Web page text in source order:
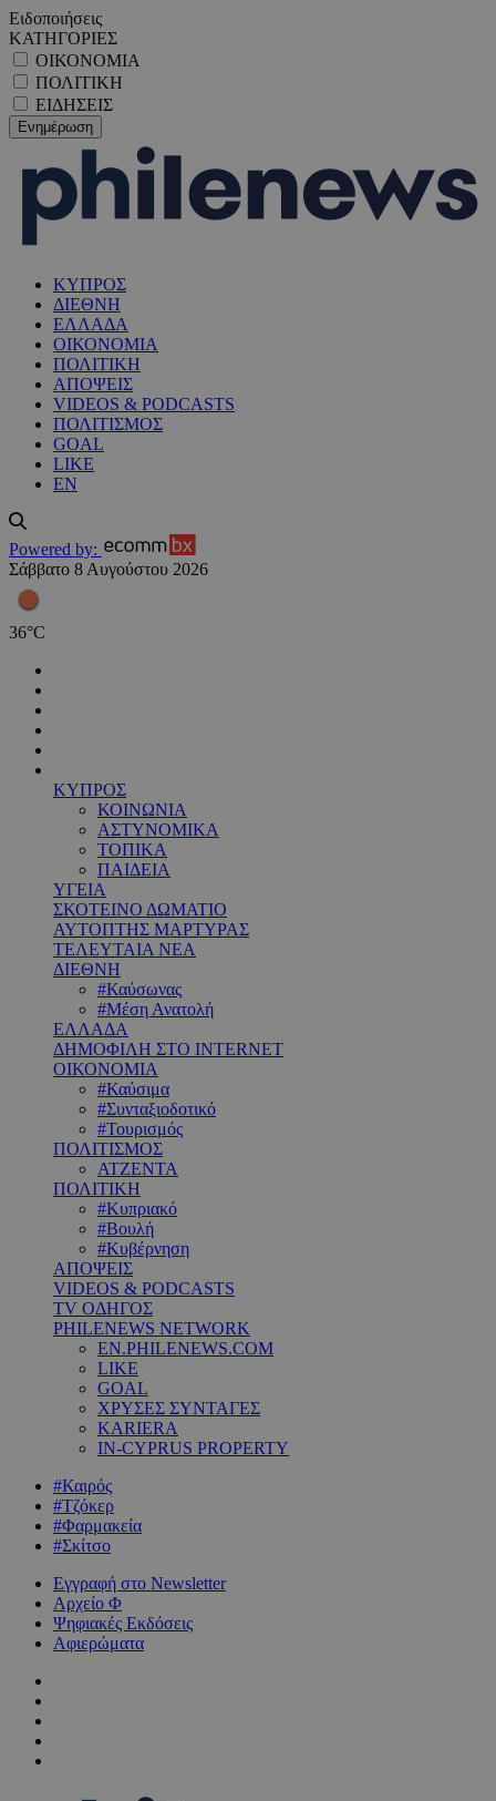
Ειδοποιήσεις
ΚΑΤΗΓΟΡΙΕΣ
ΟΙΚΟΝΟΜΙΑ
ΠΟΛΙΤΙΚΗ
ΕΙΔΗΣΕΙΣ
ΚΥΠΡΟΣ
ΔΙΕΘΝΗ
ΕΛΛΑΔΑ
ΟΙΚΟΝΟΜΙΑ
ΠΟΛΙΤΙΚΗ
ΑΠΟΨΕΙΣ
VIDEOS & PODCASTS
ΠΟΛΙΤΙΣΜΟΣ
GOAL
LIKE
EN
Powered by:
Σάββατο 8 Αυγούστου 2026
36°C
ΚΥΠΡΟΣ
ΚΟΙΝΩΝΙΑ
ΑΣΤΥΝΟΜΙΚΑ
ΤΟΠΙΚΑ
ΠΑΙΔΕΙΑ
ΥΓΕΙΑ
ΣΚΟΤΕΙΝΟ ΔΩΜΑΤΙΟ
ΑΥΤΟΠΤΗΣ ΜΑΡΤΥΡΑΣ
ΤΕΛΕΥΤΑΙΑ ΝΕΑ
ΔΙΕΘΝΗ
#Καύσωνας
#Μέση Ανατολή
ΕΛΛΑΔΑ
ΔΗΜΟΦΙΛΗ ΣΤΟ INTERNET
ΟΙΚΟΝΟΜΙΑ
#Καύσιμα
#Συνταξιοδοτικό
#Τουρισμός
ΠΟΛΙΤΙΣΜΟΣ
ΑΤΖΕΝΤΑ
ΠΟΛΙΤΙΚΗ
#Κυπριακό
#Βουλή
#Κυβέρνηση
ΑΠΟΨΕΙΣ
VIDEOS & PODCASTS
TV ΟΔΗΓΟΣ
PHILENEWS NETWORK
EN.PHILENEWS.COM
LIKE
GOAL
ΧΡΥΣΕΣ ΣΥΝΤΑΓΕΣ
KARIERA
IN-CYPRUS PROPERTY
#Καιρός
#Τζόκερ
#Φαρμακεία
#Σκίτσο
Εγγραφή στο Newsletter
Αρχείο Φ
Ψηφιακές Εκδόσεις
Αφιερώματα